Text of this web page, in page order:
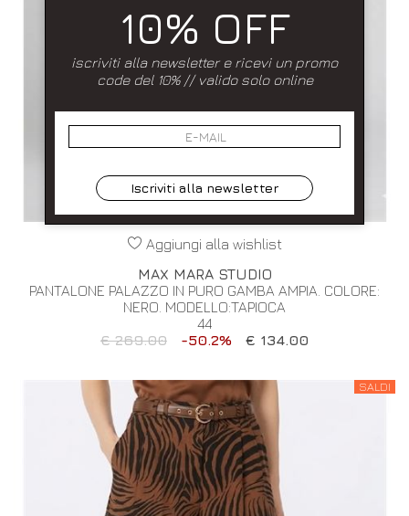
Aggiungi alla wishlist
MAX MARA STUDIO
PANTALONE PALAZZO IN PURO GAMBA AMPIA. COLORE:
NERO. MODELLO:TAPIOCA
44
€ 269.00
-50.2% € 134.00
SALDI
10% OFF
iscriviti alla newsletter e ricevi un promo
code del 10% // valido solo online
Iscriviti alla newsletter